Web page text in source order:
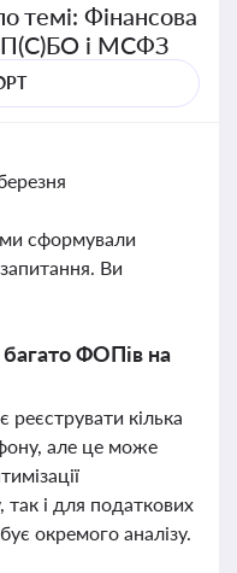
темі: Фінансова
П(С)БО і МСФЗ
ми сформували
запитання. Ви
ФОПів на
реєструвати кілька
але це може
так і для податкових
окремого аналізу.